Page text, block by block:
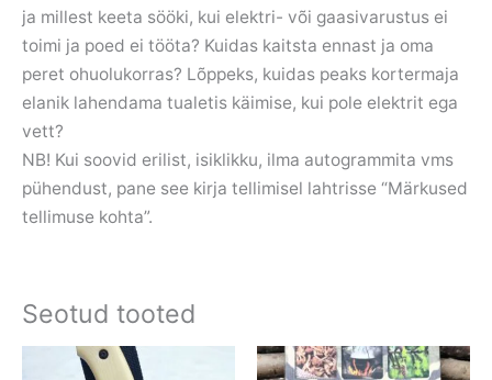
ja millest keeta sööki, kui elektri- või gaasivarustus ei
toimi ja poed ei tööta? Kuidas kaitsta ennast ja oma
peret ohuolukorras? Lõppeks, kuidas peaks kortermaja
elanik lahendama tualetis käimise, kui pole elektrit ega
vett?
NB! Kui soovid erilist, isiklikku, ilma autogrammita vms
pühendust, pane see kirja tellimisel lahtrisse “Märkused
tellimuse kohta”.
Seotud tooted